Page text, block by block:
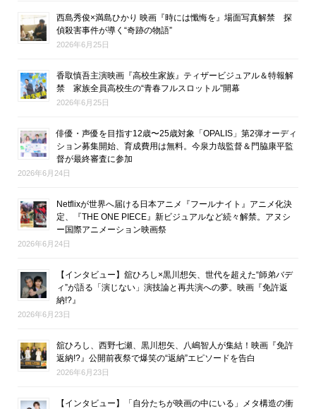
西島秀俊×満島ひかり 映画『時には懺悔を』場面写真解禁 探
偵殺害事件が導く“奇跡の物語”
2026年6月25日
香取慎吾主演映画『高校生家族』ティザービジュアル＆特報解
禁 家族全員高校生の“青春フルスロットル”開幕
2026年6月25日
俳優・声優を目指す12歳〜25歳対象「OPALIS」第2弾オーディ
ション募集開始、育成費用は無料。今泉力哉監督＆門脇康平監
督が最終審査に参加
2026年6月24日
Netflixが世界へ届ける日本アニメ『フールナイト』アニメ化決
定、『THE ONE PIECE』新ビジュアルなど続々解禁。アヌシ
ー国際アニメーション映画祭
2026年6月24日
【インタビュー】舘ひろし×黒川想矢、世代を超えた“師弟バデ
ィ”が語る「演じない」演技論と再共演への夢。映画『免許返
納!?』
2026年6月23日
舘ひろし、西野七瀬、黒川想矢、八嶋智人が集結！映画『免許
返納!?』公開前夜祭で爆笑の“返納”エピソードを告白
2026年6月23日
【インタビュー】「自分たちが映画の中にいる」メタ構造の衝